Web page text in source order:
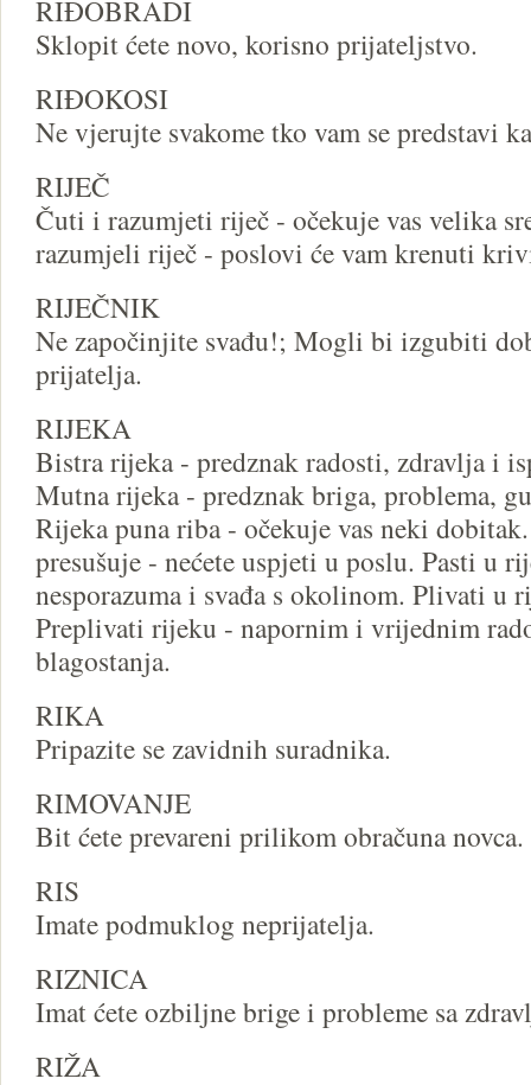
RIĐOBRADI
Sklopit ćete novo, korisno prijateljstvo.
RIĐOKOSI
Ne vjerujte svakome tko vam se predstavi
RIJEČ
Čuti i razumjeti riječ - očekuje vas velika
razumjeli riječ - poslovi će vam krenuti
RIJEČNIK
Ne započinjite svađu!; Mogli bi izgubiti
prijatelja.
RIJEKA
Bistra rijeka - predznak radosti, zdravlja i
Mutna rijeka - predznak briga, problema,
Rijeka puna riba - očekuje vas neki
presušuje - nećete uspjeti u poslu. Pasti u
nesporazuma i svađa s okolinom. Plivati u
Preplivati rijeku - napornim i vrijednim
blagostanja.
RIKA
Pripazite se zavidnih suradnika.
RIMOVANJE
Bit ćete prevareni prilikom obračuna novca.
RIS
Imate podmuklog neprijatelja.
RIZNICA
Imat ćete ozbiljne brige i probleme sa
RIŽA